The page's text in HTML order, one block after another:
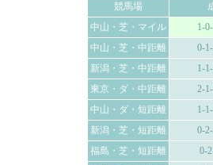
競馬場
中山・芝・マイル
1-
中山・芝・中距離 0-
新潟・芝・中距離 1-
東京・ダ・中距離 2-
中山・ダ・短距離 1-
新潟・芝・短距離 0-
福島・芝・短距離 0-